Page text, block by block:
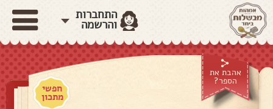
התחברות
והרשמה
אהבת את
הספר?
חפשי
מתכון